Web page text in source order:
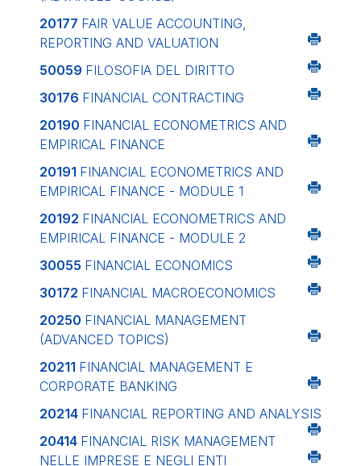
20177 FAIR VALUE ACCOUNTING,
REPORTING AND VALUATION
50059 FILOSOFIA DEL DIRITTO
30176 FINANCIAL CONTRACTING
20190 FINANCIAL ECONOMETRICS AND
EMPIRICAL FINANCE
20191 FINANCIAL ECONOMETRICS AND
EMPIRICAL FINANCE - MODULE 1
20192 FINANCIAL ECONOMETRICS AND
EMPIRICAL FINANCE - MODULE 2
30055 FINANCIAL ECONOMICS
30172 FINANCIAL MACROECONOMICS
20250 FINANCIAL MANAGEMENT
(ADVANCED TOPICS)
20211 FINANCIAL MANAGEMENT E
CORPORATE BANKING
20214 FINANCIAL REPORTING AND ANALYSIS
20414 FINANCIAL RISK MANAGEMENT
NELLE IMPRESE E NEGLI ENTI